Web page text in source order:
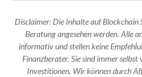
Disclaimer: Die Inhalte auf Blockchain
Beratung angesehen werden. Alle
informativ und stellen keine
Finanzberater. Sie sind immer
Investitionen. Wir können durch